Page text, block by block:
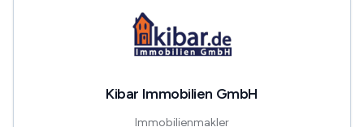
Kibar Immobilien GmbH
Immobilienmakler